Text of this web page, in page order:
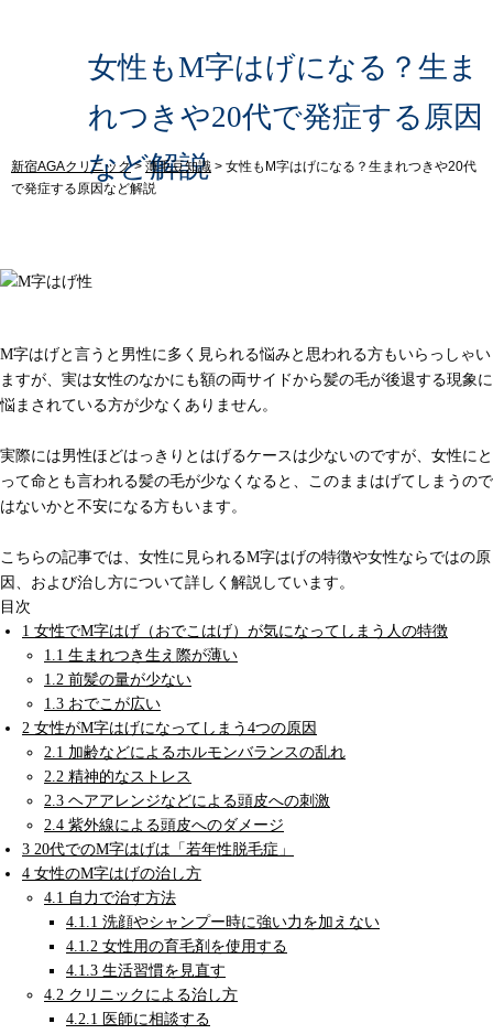
女性もM字はげになる？生ま
れつきや20代で発症する原因
など解説
新宿AGAクリニック> 薄毛豆知識 > 女性もM字はげになる？生まれつきや20代
で発症する原因など解説
M字はげと言うと男性に多く見られる悩みと思われる方もいらっしゃい
ますが、実は女性のなかにも額の両サイドから髪の毛が後退する現象に
悩まされている方が少なくありません。
実際には男性ほどはっきりとはげるケースは少ないのですが、女性にと
って命とも言われる髪の毛が少なくなると、このままはげてしまうので
はないかと不安になる方もいます。
こちらの記事では、女性に見られるM字はげの特徴や女性ならではの原
因、および治し方について詳しく解説しています。
目次
1 女性でM字はげ（おでこはげ）が気になってしまう人の特徴
1.1 生まれつき生え際が薄い
1.2 前髪の量が少ない
1.3 おでこが広い
2 女性がM字はげになってしまう4つの原因
2.1 加齢などによるホルモンバランスの乱れ
2.2 精神的なストレス
2.3 ヘアアレンジなどによる頭皮への刺激
2.4 紫外線による頭皮へのダメージ
3 20代でのM字はげは「若年性脱毛症」
4 女性のM字はげの治し方
4.1 自力で治す方法
4.1.1 洗顔やシャンプー時に強い力を加えない
4.1.2 女性用の育毛剤を使用する
4.1.3 生活習慣を見直す
4.2 クリニックによる治し方
4.2.1 医師に相談する